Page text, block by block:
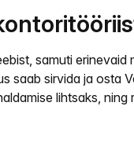
samuti
sirvida ja osta
lihtsaks, ning